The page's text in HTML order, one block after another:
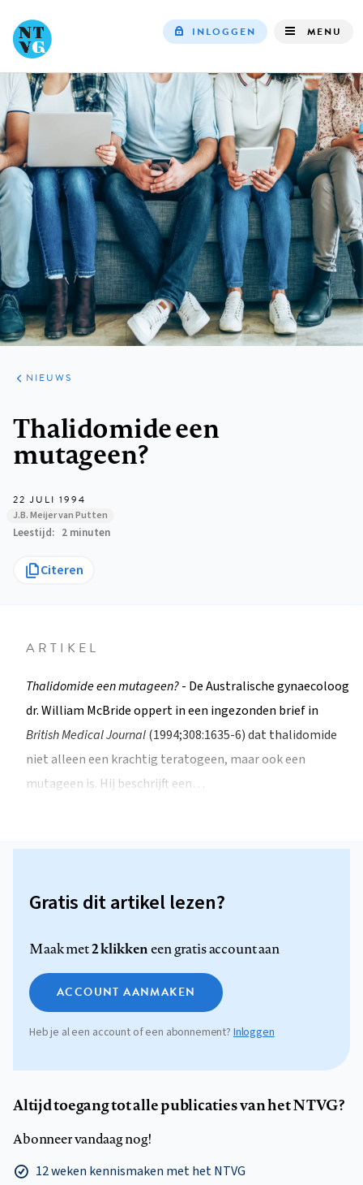
navigation
INLOGGEN MENU
ARTIKELEN
HET
KORT
NIEUWS
Thalidomide een
mutageen?
22 JULI 1994
J.B. Meijer van Putten
Leestijd 2 minuten
Citeren
ARTIKEL
Thalidomide een mutageen?- De Australische gynaecoloog
dr. William McBride oppert in een ingezonden brief in
British Medical Journal(1994;308:1635-6) dat thalidomide
niet alleen een krachtig teratogeen, maar ook een
mutageen is. Hij beschrijft een…
Gratis dit artikel lezen?
Maak met2 klikkeneen gratis account aan
ACCOUNT AANMAKEN
Heb je al een account of een abonnement? Inloggen
Altijd toegang tot alle publicaties van het NTVG?
Abonneer vandaag nog!
12 weken kennismaken met het NTVG